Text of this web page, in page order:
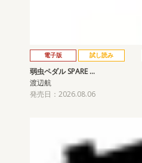
電子版 試し読み
弱虫ペダル SPARE …
渡辺航
発売日：2026.08.06